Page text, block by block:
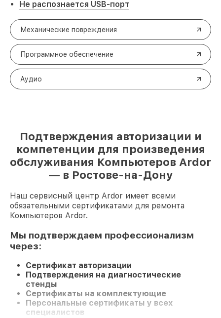
Не распознается USB-порт
Механические повреждения
Программное обеспечение
Аудио
Подтверждения авторизации и
компетенции для произведения
обслуживания Компьютеров Ardor
— в Ростове-на-Дону
Наш сервисный центр Ardor имеет всеми
обязательными сертификатами для ремонта
Компьютеров Ardor.
Мы подтверждаем профессионализм
через:
Сертификат авторизации
Подтверждения на диагностические
стенды
Сертификаты на комплектующие
Персональные сертификаты у всех
специалистов